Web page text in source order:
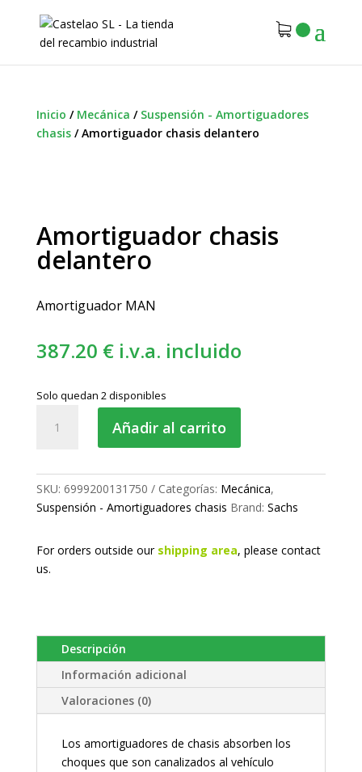
Inicio / Mecánica / Suspensión - Amortiguadores
chasis/Amortiguador chasis delantero
Amortiguador chasis
delantero
Amortiguador MAN
387.20 € i.v.a. incluido
Solo quedan 2 disponibles
Amortiguador
chasis
Añadir al carrito
SKU: 6999200131750 Categorías: Mecánica,
Suspensión - Amortiguadores chasis Brand: Sachs
For orders outside our shipping area, please contact
us.
Descripción
Información adicional
Valoraciones (0)
Los amortiguadores de chasis absorben los
choques que son canalizados al vehículo